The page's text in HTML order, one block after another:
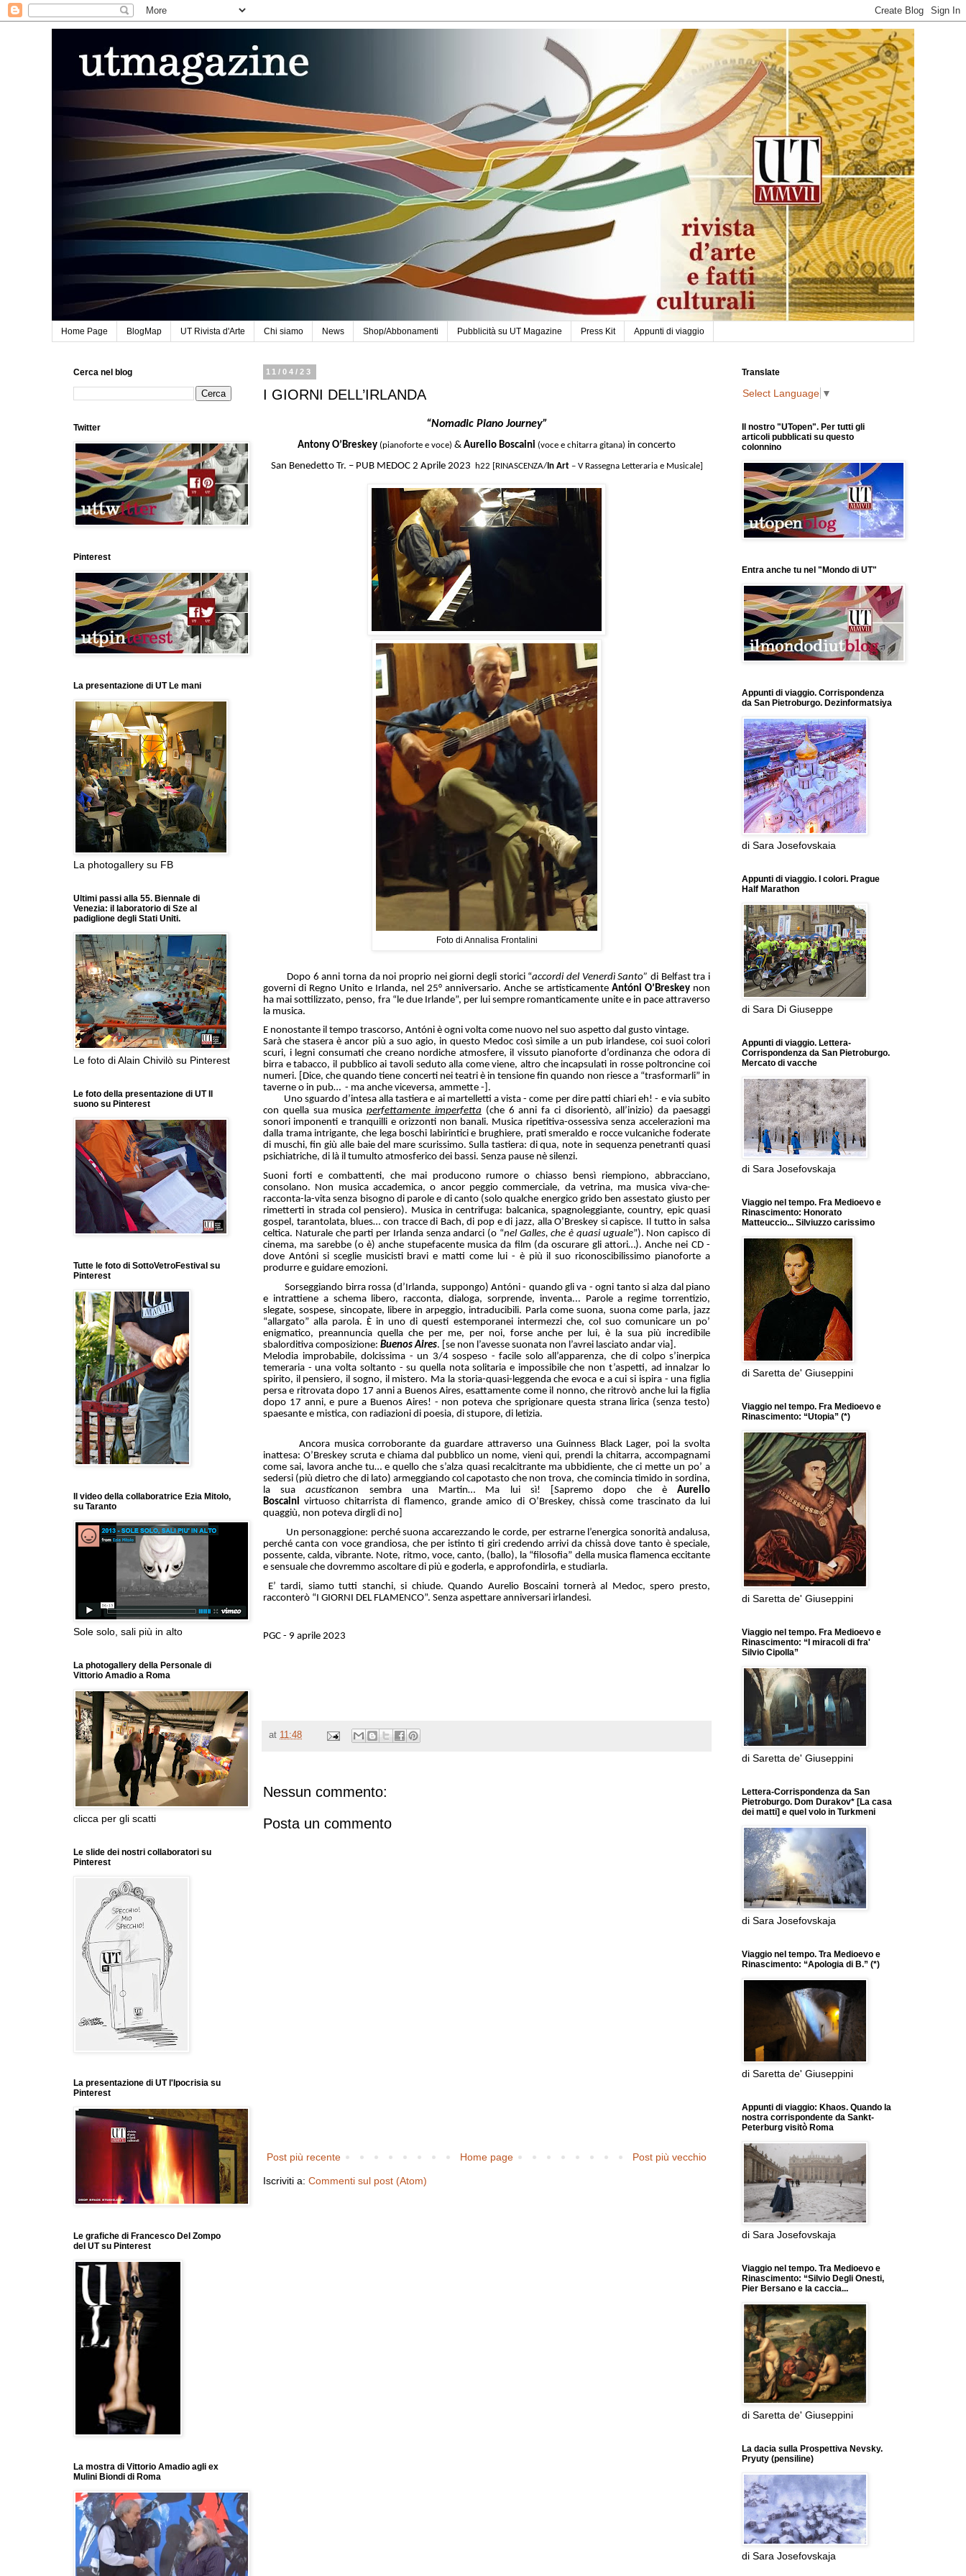
Home Page BlogMap UT Rivista d'Arte Chi siamo News Shop/Abbonamenti Pubblicità su UT Magazine Press Kit Appunti di viaggio
11/04/23
I GIORNI DELL’IRLANDA
“Nomadic Piano Journey”
Antony O’Breskey (pianoforte e voce) & Aurelio Boscaini (voce e chitarra gitana) in concerto
San Benedetto Tr. – PUB MEDOC 2 Aprile 2023 h22 [RINASCENZA/In Art – V Rassegna Letteraria e Musicale]
Foto di Annalisa Frontalini
Dopo 6 anni torna da noi proprio nei giorni degli storici “accordi del Venerdì Santo” di Belfast tra i
governi di Regno Unito e Irlanda, nel 25° anniversario. Anche se artisticamente Antóni O’Breskey non
ha mai sottilizzato, penso, fra “le due Irlande”, per lui sempre romanticamente unite e in pace attraverso
la musica.
E nonostante il tempo trascorso, Antóni è ogni volta come nuovo nel suo aspetto dal gusto vintage.
Sarà che stasera è ancor più a suo agio, in questo Medoc così simile a un pub irlandese, coi suoi colori
scuri, i legni consumati che creano nordiche atmosfere, il vissuto pianoforte d’ordinanza che odora di
birra e tabacco, il pubblico ai tavoli seduto alla come viene, altro che incapsulati in rosse poltroncine coi
numeri. [Dice, che quando tiene concerti nei teatri è in tensione fin quando non riesce a “trasformarli” in
taverne o in pub… - ma anche viceversa, ammette -].
Uno sguardo d’intesa alla tastiera e ai martelletti a vista - come per dire patti chiari eh! - e via subito
con quella sua musica perfettamente imperfetta (che 6 anni fa ci disorientò, all’inizio) da paesaggi
sonori imponenti e tranquilli e orizzonti non banali. Musica ripetitiva-ossessiva senza accelerazioni ma
dalla trama intrigante, che lega boschi labirintici e brughiere, prati smeraldo e rocce vulcaniche foderate
di muschi, fin giù alle baie del mare scurissimo. Sulla tastiera: di qua, note in sequenza penetranti quasi
psichiatriche, di là il tumulto atmosferico dei bassi. Senza pause nè silenzi.
Suoni forti e combattenti, che mai producono rumore o chiasso bensì riempiono, abbracciano,
consolano. Non musica accademica, o ancor peggio commerciale, da vetrina, ma musica viva-che-
racconta-la-vita senza bisogno di parole e di canto (solo qualche energico grido ben assestato giusto per
rimetterti in strada col pensiero). Musica in centrifuga: balcanica, spagnoleggiante, country, epic quasi
gospel, tarantolata, blues… con tracce di Bach, di pop e di jazz, alla O’Breskey si capisce. Il tutto in salsa
celtica. Naturale che parti per Irlanda senza andarci (o “nel Galles, che è quasi uguale”). Non capisco di
cinema, ma sarebbe (o è) anche stupefacente musica da film (da oscurare gli attori…). Anche nei CD -
dove Antóni si sceglie musicisti bravi e matti come lui - è più il suo riconoscibilissimo pianoforte a
produrre e guidare emozioni.
Sorseggiando birra rossa (d’Irlanda, suppongo) Antóni - quando gli va - ogni tanto si alza dal piano
e intrattiene a schema libero, racconta, dialoga, sorprende, inventa... Parole a regime torrentizio,
slegate, sospese, sincopate, libere in arpeggio, intraducibili. Parla come suona, suona come parla, jazz
“allargato” alla parola. È in uno di questi estemporanei intermezzi che, col suo comunicare un po’
enigmatico, preannuncia quella che per me, per noi, forse anche per lui, è la sua più incredibile
sbalorditiva composizione: Buenos Aires. [se non l’avesse suonata non l’avrei lasciato andar via].
Melodia improbabile, dolcissima - un 3/4 sospeso - facile solo all’apparenza, che di colpo s’inerpica
temeraria - una volta soltanto - su quella nota solitaria e impossibile che non t’aspetti, ad innalzar lo
spirito, il pensiero, il sogno, il mistero. Ma la storia-quasi-leggenda che evoca e a cui si ispira - una figlia
persa e ritrovata dopo 17 anni a Buenos Aires, esattamente come il nonno, che ritrovò anche lui la figlia
dopo 17 anni, e pure a Buenos Aires! - non poteva che sprigionare questa strana lirica (senza testo)
spaesante e mistica, con radiazioni di poesia, di stupore, di letizia.
Ancora musica corroborante da guardare attraverso una Guinness Black Lager, poi la svolta
inattesa: O’Breskey scruta e chiama dal pubblico un nome, vieni qui, prendi la chitarra, accompagnami
come sai, lavora anche tu… e quello che s’alza quasi recalcitrante ma ubbidiente, che ci mette un po’ a
sedersi (più dietro che di lato) armeggiando col capotasto che non trova, che comincia timido in sordina,
la sua
acusticanon sembra una Martin… Ma lui sì! [Sapremo dopo che è
Aurelio
Boscaini virtuoso chitarrista di flamenco, grande amico di O’Breskey, chissà come trascinato da lui
quaggiù, non poteva dirgli di no]
Un personaggione: perché suona accarezzando le corde, per estrarne l’energica sonorità andalusa,
perché canta con voce grandiosa, che per istinto ti giri credendo arrivi da chissà dove tanto è speciale,
possente, calda, vibrante. Note, ritmo, voce, canto, (ballo), la “filosofia” della musica flamenca eccitante
e sensuale che dovremmo ascoltare di più e goderla, e approfondirla, e studiarla.
E’ tardi, siamo tutti stanchi, si chiude. Quando Aurelio Boscaini tornerà al Medoc, spero presto,
racconterò “I GIORNI DEL FLAMENCO”. Senza aspettare anniversari irlandesi.
PGC - 9 aprile 2023
at 11:48
Nessun commento:
Posta un commento
Post più recente Post più vecchio
Home page
Iscriviti a: Commenti sul post (Atom)
Cerca nel blog
Twitter
Pinterest
La presentazione di UT Le mani
La photogallery su FB
Ultimi passi alla 55. Biennale di
Venezia: il laboratorio di Sze al
padiglione degli Stati Uniti.
Le foto di Alain Chivilò su Pinterest
Le foto della presentazione di UT Il
suono su Pinterest
Tutte le foto di SottoVetroFestival su
Pinterest
Il video della collaboratrice Ezia Mitolo,
su Taranto
Sole solo, sali più in alto
La photogallery della Personale di
Vittorio Amadio a Roma
clicca per gli scatti
Le slide dei nostri collaboratori su
Pinterest
La presentazione di UT l'Ipocrisia su
Pinterest
Le grafiche di Francesco Del Zompo
del UT su Pinterest
La mostra di Vittorio Amadio agli ex
Mulini Biondi di Roma
Translate
Select Language ▼
Il nostro "UTopen". Per tutti gli
articoli pubblicati su questo
colonnino
Entra anche tu nel "Mondo di UT"
Appunti di viaggio. Corrispondenza
da San Pietroburgo. Dezinformatsiya
di Sara Josefovskaia
Appunti di viaggio. I colori. Prague
Half Marathon
di Sara Di Giuseppe
Appunti di viaggio. Lettera-
Corrispondenza da San Pietroburgo.
Mercato di vacche
di Sara Josefovskaja
Viaggio nel tempo. Fra Medioevo e
Rinascimento: Honorato
Matteuccio... Silviuzzo carissimo
di Saretta de' Giuseppini
Viaggio nel tempo. Fra Medioevo e
Rinascimento: “Utopia” (*)
di Saretta de' Giuseppini
Viaggio nel tempo. Fra Medioevo e
Rinascimento: “I miracoli di fra'
Silvio Cipolla”
di Saretta de' Giuseppini
Lettera-Corrispondenza da San
Pietroburgo. Dom Durakov* [La casa
dei matti] e quel volo in Turkmeni
di Sara Josefovskaja
Viaggio nel tempo. Tra Medioevo e
Rinascimento: “Apologia di B.” (*)
di Saretta de' Giuseppini
Appunti di viaggio: Khaos. Quando la
nostra corrispondente da Sankt-
Peterburg visitò Roma
di Sara Josefovskaja
Viaggio nel tempo. Tra Medioevo e
Rinascimento: “Silvio Degli Onesti,
Pier Bersano e la caccia...
di Saretta de' Giuseppini
La dacia sulla Prospettiva Nevsky.
Pryuty (pensiline)
di Sara Josefovskaja